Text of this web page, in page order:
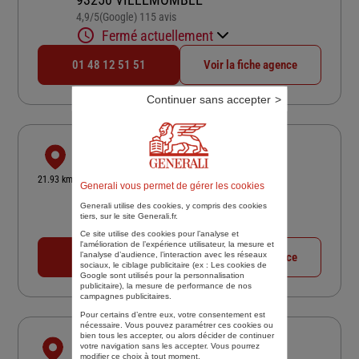
4,9/5Note de 4.9 sur 5
(Google) 115 avis
Fermé actuellement
01 48 12 51 51 Voir la fiche agence
21.93 km
95100 ARGENTEUIL
4,6/5Note de 4.6 sur 5
(Google) 31 avis
Fermé actuellement
01 34 34 40 00 Voir la fiche agence
VAL DE FRANCE ASSURANCES
Generali vous permet de gérer les cookies
Generali utilise des cookies, y compris des cookies
tiers, sur le site Generali.fr.
Ce site utilise des cookies pour l’analyse et
l'amélioration de l’expérience utilisateur, la mesure et
l’analyse d’audience, l’interaction avec les réseaux
sociaux, le ciblage publicitaire (ex : Les cookies de
Google sont utilisés pour la personnalisation
publicitaire), la mesure de performance de nos
campagnes publicitaires.
Pour certains d’entre eux, votre consentement est
nécessaire. Vous pouvez paramétrer ces cookies ou
bien tous les accepter, ou alors décider de continuer
votre navigation sans les accepter. Vous pourrez
modifier ce choix à tout moment.
Continuer sans accepter